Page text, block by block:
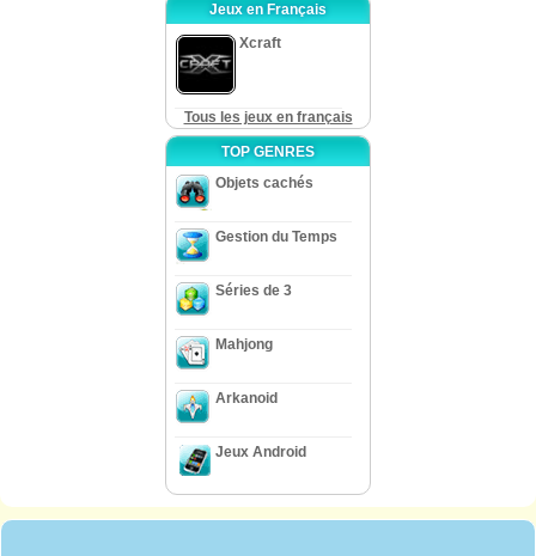
Jeux en Français
Xcraft
Tous les jeux en français
TOP GENRES
Objets cachés
Gestion du Temps
Séries de 3
Mahjong
Arkanoid
Jeux Android